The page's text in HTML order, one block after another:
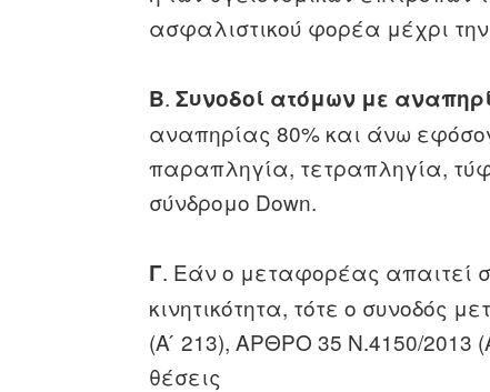
ασφαλιστικού φορέα μέχρι
Β.Συνοδοί ατόμων με
αναπηρίας 80% και άνω
παραπληγία, τετραπληγία,
σύνδρομο Down.
Γ. Εάν ο μεταφορέας απαιτεί
κινητικότητα, τότε ο συνοδός
(Α ́ 213), ΑΡΘΡΟ 35 Ν.4150/2013
θέσεις